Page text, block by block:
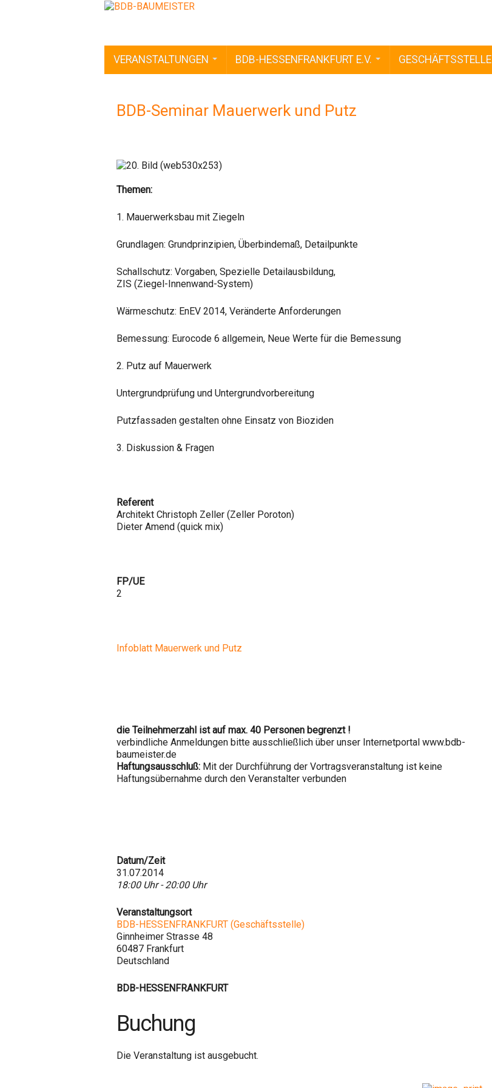
VERANSTALTUNGEN BDB-HESSENFRANKFURT E.V. GESCHÄFTSSTELLE
BDB-Seminar Mauerwerk und Putz
Themen:
1. Mauerwerksbau mit Ziegeln
Grundlagen: Grundprinzipien, Überbindemaß, Detailpunkte
Schallschutz: Vorgaben, Spezielle Detailausbildung,
ZIS (Ziegel-Innenwand-System)
Wärmeschutz: EnEV 2014, Veränderte Anforderungen
Bemessung: Eurocode 6 allgemein, Neue Werte für die Bemessung
2. Putz auf Mauerwerk
Untergrundprüfung und Untergrundvorbereitung
Putzfassaden gestalten ohne Einsatz von Bioziden
3. Diskussion & Fragen
Referent
Architekt Christoph Zeller (Zeller Poroton)
Dieter Amend (quick mix)
FP/UE
2
Infoblatt Mauerwerk und Putz
die Teilnehmerzahl ist auf max. 40 Personen begrenzt !
verbindliche Anmeldungen bitte ausschließlich über unser Internetportal www.bdb-
baumeister.de
Haftungsausschluß: Mit der Durchführung der Vortragsveranstaltung ist keine
Haftungsübernahme durch den Veranstalter verbunden
Datum/Zeit
31.07.2014
18:00 Uhr - 20:00 Uhr
Veranstaltungsort
BDB-HESSENFRANKFURT (Geschäftsstelle)
Ginnheimer Strasse 48
60487 Frankfurt
Deutschland
BDB-HESSENFRANKFURT
Buchung
Die Veranstaltung ist ausgebucht.